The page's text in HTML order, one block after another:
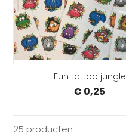
Fun tattoo jungle
€ 0,25
25 producten